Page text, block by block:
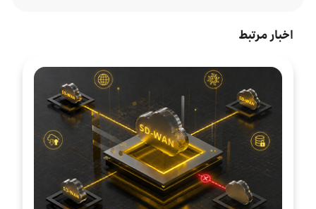
اخبار مرتبط